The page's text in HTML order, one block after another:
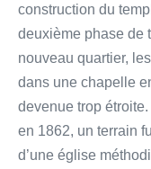
construction du
deuxième phase de
nouveau quartier,
dans une chapelle
devenue trop
en 1862, un terrain
d’une église